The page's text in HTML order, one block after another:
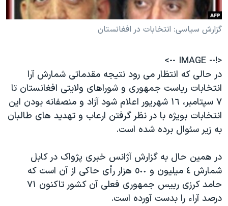
فرهنگ و زندگی
حقوق شهروندی
علم و فناوری
اسرائیل در جنگ
گالری عکس
آرشیو پخش زنده
مستندها
انتخابات ریاست جمهوری آمریکا ۲۰۲۴
رمز مهسا
ورزش زنان در ایران
اعتراضات زن، زندگی، آزادی
مجموعه مستندهای دادخواهی
دادگاه حمید نوری
چهل سال گروگان‌گیری
قانون شفافیت دارائی کادر رهبری ایران
دنبال کنید
زبانهای مختلف
گزارش سياسی: انتخابات در افغانستان
<!-- IMAGE -->
در حالی که انتظار می رود نتيجه مقدماتی شمارش آرا
انتخابات رياست جمهوری و شوراهای ولايتی افغانستان تا
٧ سپتامبر، ١٦ شهريور اعلام شود آزاد و منصفانه بودن اين
انتخابات بويژه با در نظر گرفتن ارعاب و تهديد های طالبان
به زير سئوال برده شده است.
در همين حال به گزارش آژانس خبری پژواک در کابل
شمارش ٤ ميليون و ٥٠٠ هزار رأی حاکی از آن است که
حامد کرزی رييس جمهوری فعلی آن کشور تاکنون ٧١
درصد آراء را بدست آورده است.